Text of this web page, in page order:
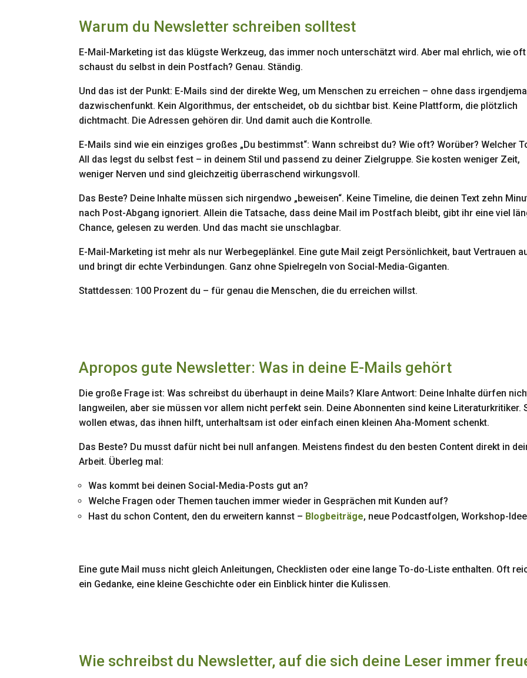
Warum du Newsletter schreiben solltest
E-Mail-Marketing ist das klügste Werkzeug, das immer noch unterschätzt wird. Aber mal ehrlich, wie oft
schaust du selbst in dein Postfach? Genau. Ständig.
Und das ist der Punkt: E-Mails sind der direkte Weg, um Menschen zu erreichen – ohne dass
dazwischenfunkt. Kein Algorithmus, der entscheidet, ob du sichtbar bist. Keine Plattform, die plötzlich
dichtmacht. Die Adressen gehören dir. Und damit auch die Kontrolle.
E-Mails sind wie ein einziges großes „Du bestimmst“: Wann schreibst du? Wie oft? Worüber? Welcher
All das legst du selbst fest – in deinem Stil und passend zu deiner Zielgruppe. Sie kosten weniger Zeit,
weniger Nerven und sind gleichzeitig überraschend wirkungsvoll.
Das Beste? Deine Inhalte müssen sich nirgendwo „beweisen“. Keine Timeline, die deinen Text zehn
nach Post-Abgang ignoriert. Allein die Tatsache, dass deine Mail im Postfach bleibt, gibt ihr eine viel
Chance, gelesen zu werden. Und das macht sie unschlagbar.
E-Mail-Marketing ist mehr als nur Werbegeplänkel. Eine gute Mail zeigt Persönlichkeit, baut Vertrauen
und bringt dir echte Verbindungen. Ganz ohne Spielregeln von Social-Media-Giganten.
Stattdessen: 100 Prozent du – für genau die Menschen, die du erreichen willst.
Apropos gute Newsletter: Was in deine E-Mails gehört
Die große Frage ist: Was schreibst du überhaupt in deine Mails? Klare Antwort: Deine Inhalte dürfen
langweilen, aber sie müssen vor allem nicht perfekt sein. Deine Abonnenten sind keine Literaturkritiker.
wollen etwas, das ihnen hilft, unterhaltsam ist oder einfach einen kleinen Aha-Moment schenkt.
Das Beste? Du musst dafür nicht bei null anfangen. Meistens findest du den besten Content direkt in
Arbeit. Überleg mal:
Was kommt bei deinen Social-Media-Posts gut an?
Welche Fragen oder Themen tauchen immer wieder in Gesprächen mit Kunden auf?
Hast du schon Content, den du erweitern kannst – Blogbeiträge, neue Podcastfolgen, Workshop-
Eine gute Mail muss nicht gleich Anleitungen, Checklisten oder eine lange To-do-Liste enthalten. Oft
ein Gedanke, eine kleine Geschichte oder ein Einblick hinter die Kulissen.
Wie schreibst du Newsletter, auf die sich deine Leser immer